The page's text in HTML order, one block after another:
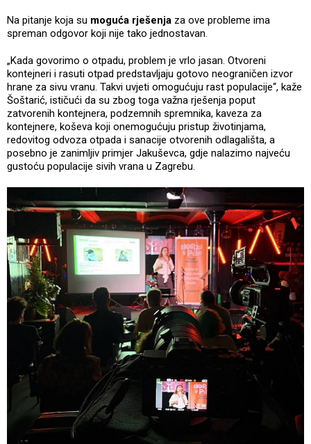
Na pitanje koja su moguća rješenja za ove probleme ima
spreman odgovor koji nije tako jednostavan.
„Kada govorimo o otpadu, problem je vrlo jasan. Otvoreni
kontejneri i rasuti otpad predstavljaju gotovo neograničen izvor
hrane za sivu vranu. Takvi uvjeti omogućuju rast populacije“, kaže
Šoštarić, ističući da su zbog toga važna rješenja poput
zatvorenih kontejnera, podzemnih spremnika, kaveza za
kontejnere, koševa koji onemogućuju pristup životinjama,
redovitog odvoza otpada i sanacije otvorenih odlagališta, a
posebno je zanimljiv primjer Jakuševca, gdje nalazimo najveću
gustoću populacije sivih vrana u Zagrebu.